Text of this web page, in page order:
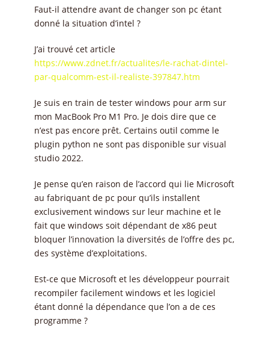
Faut-il attendre avant de changer son pc étant
donné la situation d’intel ?
J’ai trouvé cet article
https://www.zdnet.fr/actualites/le-rachat-dintel-
par-qualcomm-est-il-realiste-397847.htm
Je suis en train de tester windows pour arm sur
mon MacBook Pro M1 Pro. Je dois dire que ce
n’est pas encore prêt. Certains outil comme le
plugin python ne sont pas disponible sur visual
studio 2022.
Je pense qu’en raison de l’accord qui lie Microsoft
au fabriquant de pc pour qu’ils installent
exclusivement windows sur leur machine et le
fait que windows soit dépendant de x86 peut
bloquer l’innovation la diversités de l’offre des pc,
des système d’exploitations.
Est-ce que Microsoft et les développeur pourrait
recompiler facilement windows et les logiciel
étant donné la dépendance que l’on a de ces
programme ?